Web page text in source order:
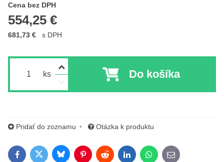
Cena bez DPH
554,25 €
Cena s DPH
681,73 € s DPH
ks Do košíka
Pridať do zoznamu Otázka k produktu
FacebookTwitterBlueskyPinterestRedditLinkedInWhatsApp
E-mail